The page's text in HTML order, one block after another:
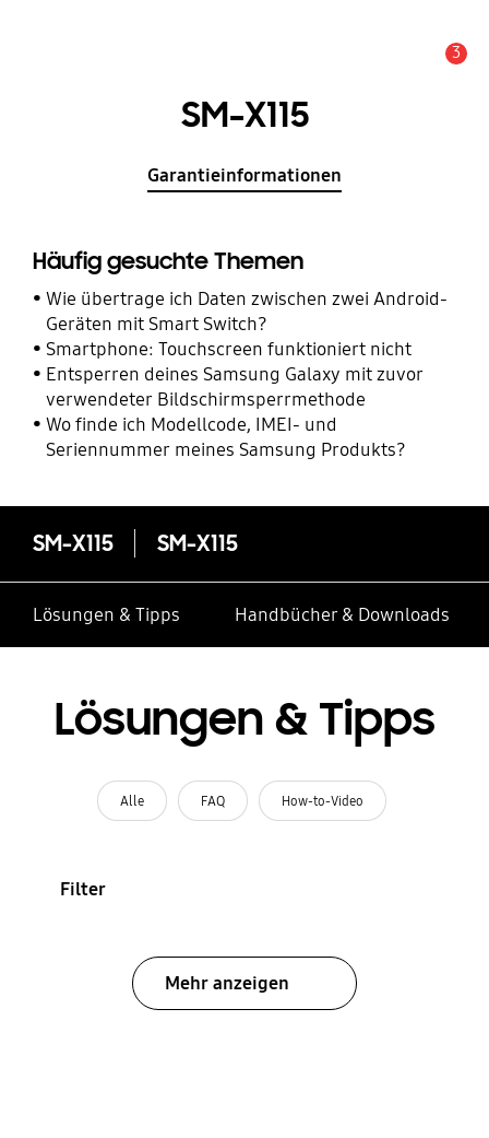
3
SM-X115
Garantieinformationen
Häufig gesuchte Themen
Wie übertrage ich Daten zwischen zwei Android-
Geräten mit Smart Switch?
Smartphone: Touchscreen funktioniert nicht
Entsperren deines Samsung Galaxy mit zuvor
verwendeter Bildschirmsperrmethode
Wo finde ich Modellcode, IMEI- und
Seriennummer meines Samsung Produkts?
SM-X115 SM-X115
Lösungen & Tipps Handbücher & Downloads
Lösungen & Tipps
Alle FAQ How-to-Video
Filter
Mehr anzeigen